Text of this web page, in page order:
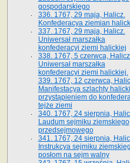
gospodarskiego
336. 1767, 29 maja, Halicz.
Konfederacya ziemian
337. 1767, 29 maja, Halicz.
Uniwersał marszałka
konfederacyi ziemi halickiej
338. 1767, 5 czerwca,
Uniwersał marszałka
konfederacyi ziemi halickiej.
339. 1767, 12 czerwca,
Manifestacya szlachty
przystąpieniem do
tejże ziemi
340. 1767, 24 sierpnia,
Laudum sejmiku ziemskiego
przedsejmowego
341. 1767, 24 sierpnia,
Instrukcya sejmiku
posłom na sejm walny